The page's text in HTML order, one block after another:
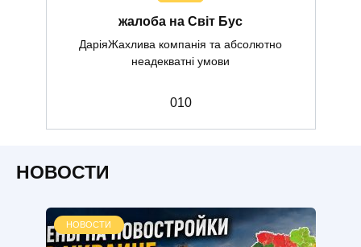
жалоба на Світ Бус
ДаріяЖахлива компанія та абсолютно
неадекватні умови
010
НОВОСТИ
НОВОСТИ